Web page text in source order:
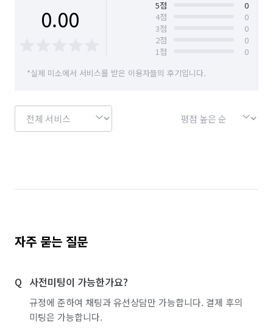
0.00 5점
0
4점
0
3점
0
2점
0
1점
0
*실제 미소에서 서비스를 받은 이용자들의 후기입니다.
자주 묻는 질문
사전미팅이 가능한가요?
규정에 준하여 채팅과 유선상담만 가능합니다. 결제 후의
미팅은 가능합니다.